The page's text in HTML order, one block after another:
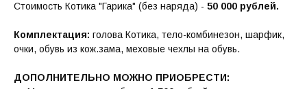
Стоимость Котика "Гарика" (без наряда) - 50 000 рублей.
Комплектация: голова Котика, тело-комбинезон, шарфик,
очки, обувь из кож.зама, меховые чехлы на обувь.
ДОПОЛНИТЕЛЬНО МОЖНО ПРИОБРЕСТИ: